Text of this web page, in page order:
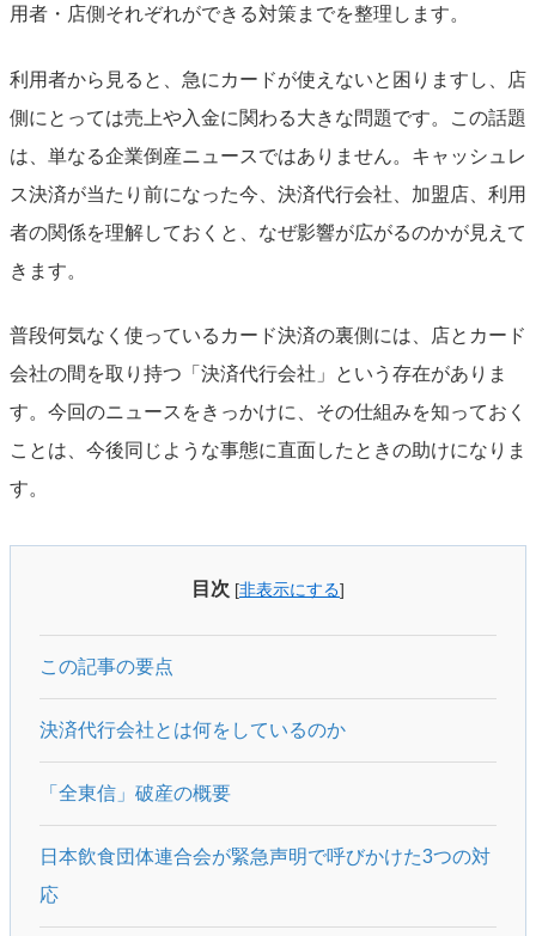
用者・店側それぞれができる対策までを整理します。
利用者から見ると、急にカードが使えないと困りますし、店
側にとっては売上や入金に関わる大きな問題です。この話題
は、単なる企業倒産ニュースではありません。キャッシュレ
ス決済が当たり前になった今、決済代行会社、加盟店、利用
者の関係を理解しておくと、なぜ影響が広がるのかが見えて
きます。
普段何気なく使っているカード決済の裏側には、店とカード
会社の間を取り持つ「決済代行会社」という存在がありま
す。今回のニュースをきっかけに、その仕組みを知っておく
ことは、今後同じような事態に直面したときの助けになりま
す。
目次 [非表示にする]
この記事の要点
決済代行会社とは何をしているのか
「全東信」破産の概要
日本飲食団体連合会が緊急声明で呼びかけた3つの対
応